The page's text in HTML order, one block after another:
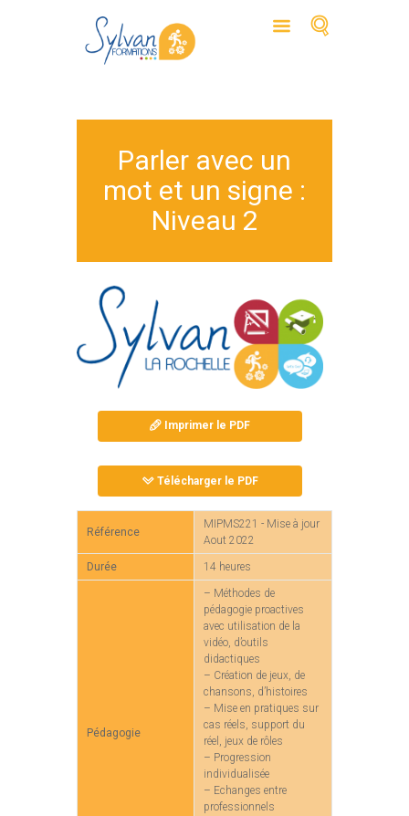
Parler avec un
mot et un signe :
Niveau 2
Imprimer le PDF
Télécharger le PDF
Référence
MIPMS221 - Mise à jour
Aout 2022
Durée 14 heures
Pédagogie
– Méthodes de
pédagogie proactives
avec utilisation de la
vidéo, d’outils
didactiques
– Création de jeux, de
chansons, d’histoires
– Mise en pratiques sur
cas réels, support du
réel, jeux de rôles
– Progression
individualisée
– Echanges entre
professionnels